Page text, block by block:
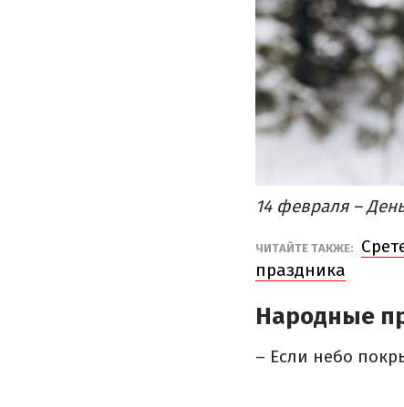
14 февраля –
​ЧИТАЙТЕ ТАКЖЕ:
праздника
Народные
– Если небо